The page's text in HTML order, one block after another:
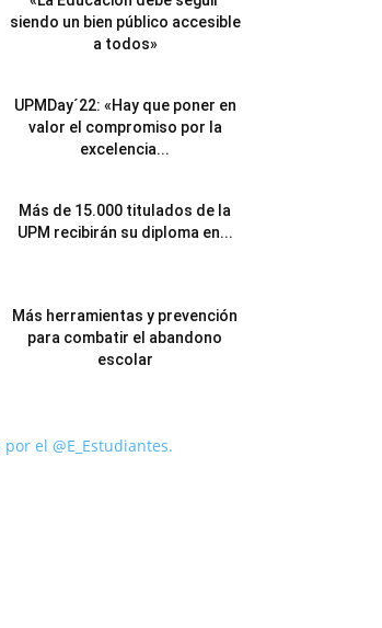
siendo un bien público accesible
a todos»
UPMDay´22: «Hay que poner en
valor el compromiso por la
excelencia...
Más de 15.000 titulados de la
UPM recibirán su diploma en...
Más herramientas y prevención
para combatir el abandono
escolar
por el @E_Estudiantes.